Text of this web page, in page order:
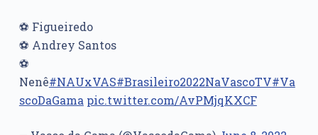
⚽ Figueiredo
⚽ Andrey Santos
⚽
Nenê#NAUxVAS#Brasileiro2022NaVascoTV#Va
scoDaGama pic.twitter.com/AvPMjqKXCF